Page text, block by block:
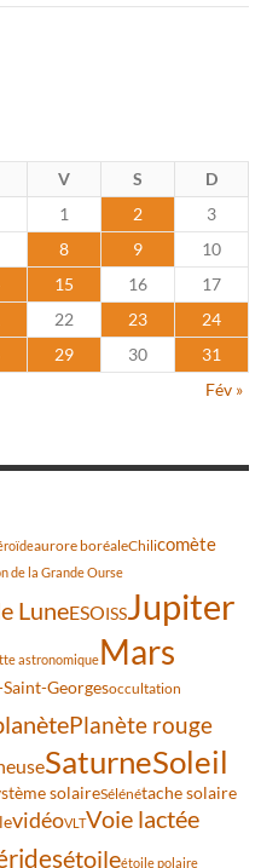
V S
D
1
2
3
8 9
10
15 16
17
22 23
24
29 30
31
Fév »
aurore boréaleChilicomète
de la Grande Ourse
LuneESOISSJupiter
astronomiqueMars
Georgesoccultation
Planète rouge
SaturneSoleil
solaireSélénétache solaire
vidéoVLTVoie lactée
étoileétoile polaire